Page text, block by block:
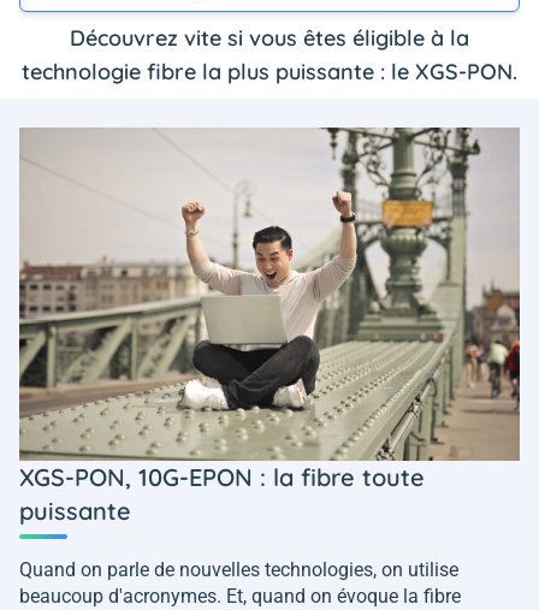
Découvrez vite si vous êtes éligible à la
technologie fibre la plus puissante : le XGS-PON.
XGS-PON, 10G-EPON : la fibre toute
puissante
Quand on parle de nouvelles technologies, on utilise
beaucoup d'acronymes. Et, quand on évoque la fibre